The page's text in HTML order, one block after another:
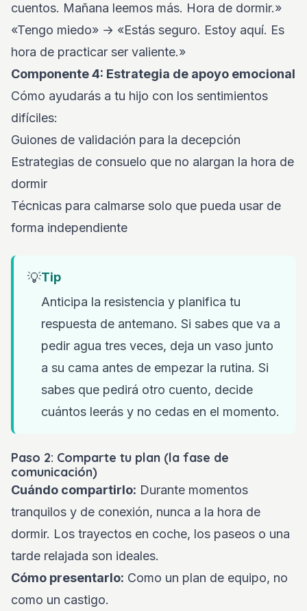
cuentos. Mañana leemos más. Hora de dormir.»
«Tengo miedo» → «Estás seguro. Estoy aquí. Es
hora de practicar ser valiente.»
Componente 4: Estrategia de apoyo emocional
Cómo ayudarás a tu hijo con los sentimientos
difíciles:
Guiones de validación para la decepción
Estrategias de consuelo que no alargan la hora de
dormir
Técnicas para calmarse solo que pueda usar de
forma independiente
💡Tip
Anticipa la resistencia y planifica tu
respuesta de antemano. Si sabes que va a
pedir agua tres veces, deja un vaso junto
a su cama antes de empezar la rutina. Si
sabes que pedirá otro cuento, decide
cuántos leerás y no cedas en el momento.
Paso 2: Comparte tu plan (la fase de
comunicación)
Cuándo compartirlo: Durante momentos
tranquilos y de conexión, nunca a la hora de
dormir. Los trayectos en coche, los paseos o una
tarde relajada son ideales.
Cómo presentarlo: Como un plan de equipo, no
como un castigo.